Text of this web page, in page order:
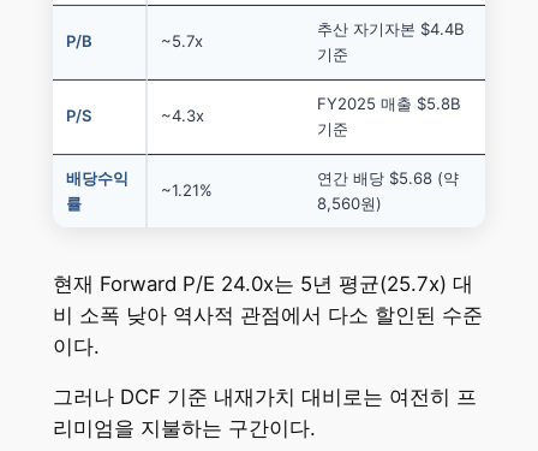
P/B ~5.7x
추산 자기자본 $4.4B
기준
P/S ~4.3x
FY2025 매출 $5.8B
기준
배당수익
률
~1.21%
연간 배당 $5.68 (약
8,560원)
현재 Forward P/E 24.0x는 5년 평균(25.7x) 대
비 소폭 낮아 역사적 관점에서 다소 할인된 수준
이다.
그러나 DCF 기준 내재가치 대비로는 여전히 프
리미엄을 지불하는 구간이다.